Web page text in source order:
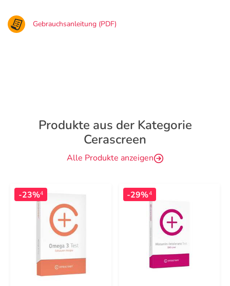
Gebrauchsanleitung (PDF)
Produkte aus der Kategorie
Cerascreen
Alle Produkte anzeigen
-23%4 -29%4